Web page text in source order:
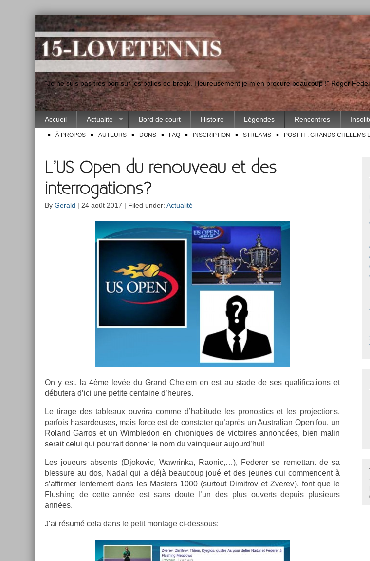
"Je ne suis pas très bon sur les balles de break. Heureusement je m'en procure beaucoup !" Roger
Accueil Actualité Bord de court Histoire Légendes Rencontres
À PROPOS AUTEURS DONS FAQ INSCRIPTION STREAMS POST-IT : GRANDS CHELEMS
L’US Open du renouveau et des
interrogations?
By Gerald | 24 août 2017 | Filed under: Actualité
On y est, la 4ème levée du Grand Chelem en est au stade de ses qualifica­tions et
débutera d’ici une petite cen­taine d’heures.
Le tirage des tab­leaux ouv­rira comme d’habitude les pro­nos­tics et les pro­jec­tions,
par­fois hasar­deuses, mais force est de con­stat­er qu’après un Australian Open fou, un
Roland Gar­ros et un Wimbledon en chroniques de vic­toires an­noncées, bien malin
serait celui qui pour­rait donn­er le nom du vain­queur aujourd’hui!
Les joueurs ab­sents (Djokovic, Waw­rinka, Raonic,…), Feder­er se re­met­tant de sa
bles­sure au dos, Nadal qui a déjà be­aucoup joué et des jeunes qui com­men­cent à
s’af­firm­er len­te­ment dans les Mast­ers 1000 (sur­tout Di­mit­rov et Zverev), font que le
Flush­ing de cette année est sans doute l’un des plus ouverts de­puis plusieurs
années.
J’ai résumé cela dans le petit mon­tage ci-dessous: